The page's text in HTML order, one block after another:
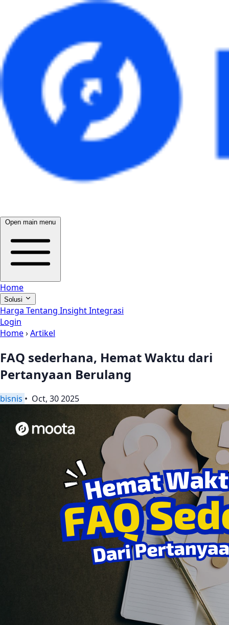
Open main menu
Home
Solusi
Harga Tentang InsightIntegrasi
Login
Home›Artikel
FAQ sederhana, Hemat Waktu dari
Pertanyaan Berulang
bisnis • Oct, 30 2025